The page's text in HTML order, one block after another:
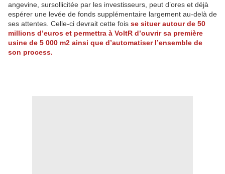
angevine, sursollicitée par les investisseurs, peut d’ores et déjà
espérer une levée de fonds supplémentaire largement au-delà de
ses attentes. Celle-ci devrait cette fois se situer autour de 50
millions d’euros et permettra à VoltR d’ouvrir sa première
usine de 5 000 m2 ainsi que d’automatiser l’ensemble de
son process.